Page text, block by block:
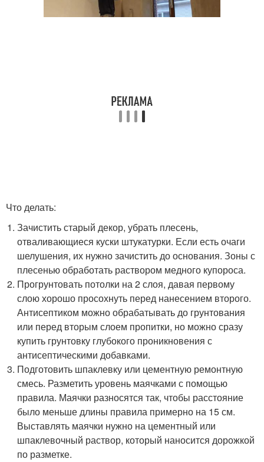
Что делать:
Зачистить старый декор, убрать плесень,
отваливающиеся куски штукатурки. Если есть очаги
шелушения, их нужно зачистить до основания. Зоны с
плесенью обработать раствором медного купороса.
Прогрунтовать потолки на 2 слоя, давая первому
слою хорошо просохнуть перед нанесением второго.
Антисептиком можно обрабатывать до грунтования
или перед вторым слоем пропитки, но можно сразу
купить грунтовку глубокого проникновения с
антисептическими добавками.
Подготовить шпаклевку или цементную ремонтную
смесь. Разметить уровень маячками с помощью
правила. Маячки разносятся так, чтобы расстояние
было меньше длины правила примерно на 15 см.
Выставлять маячки нужно на цементный или
шпаклевочный раствор, который наносится дорожкой
по разметке.